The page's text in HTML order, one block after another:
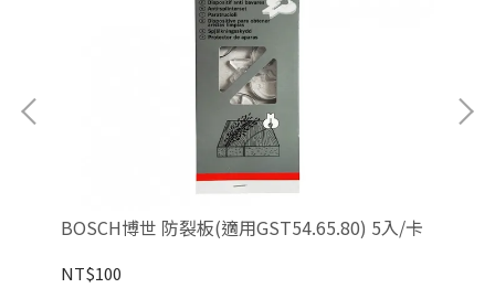
BOSCH博世 防裂板(適用GST54.65.80) 5入/卡
NT$100